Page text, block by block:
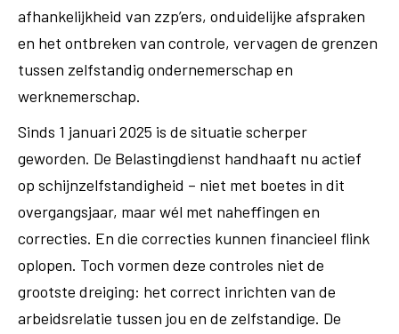
afhankelijkheid van zzp’ers, onduidelijke afspraken
en het ontbreken van controle, vervagen de grenzen
tussen zelfstandig ondernemerschap en
werknemerschap.
Sinds 1 januari 2025 is de situatie scherper
geworden. De Belastingdienst handhaaft nu actief
op schijnzelfstandigheid – niet met boetes in dit
overgangsjaar, maar wél met naheffingen en
correcties. En die correcties kunnen financieel flink
oplopen. Toch vormen deze controles niet de
grootste dreiging: het correct inrichten van de
arbeidsrelatie tussen jou en de zelfstandige. De